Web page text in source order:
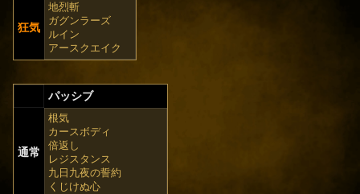
狂気
地烈斬
ガグンラーズ
ルイン
アースクエイク
パッシブ
通常
根気
カースボディ
倍返し
レジスタンス
九日九夜の誓約
くじけぬ心